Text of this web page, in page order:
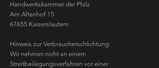
Handwerkskammer der Pfalz
Am Altenhof 15
67655 Kaiserslautern
Hinweis zur Verbraucherschlichtung:
Wir nehmen nicht an einem
Streitbeilegungsverfahren vor einer